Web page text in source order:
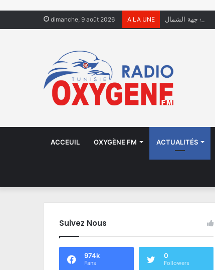
dimanche, 9 août 2026 A LA UNE جهة الشمال
ACCEUIL OXYGÈNE FM ACTUALITÉS
Suivez Nous
974k
Fans
0
Followers